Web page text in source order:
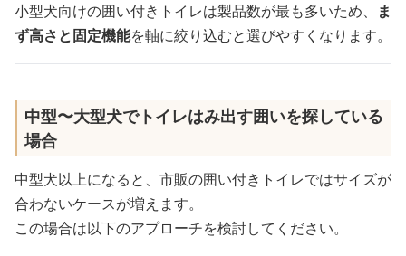
小型犬向けの囲い付きトイレは製品数が最も多いため、
ま
ず高さと固定機能を軸に絞り込むと選びやすくなります。
中型〜大型犬でトイレはみ出す囲いを探している
場合
中型犬以上になると、市販の囲い付きトイレではサイズが
合わないケースが増えます。
この場合は以下のアプローチを検討してください。